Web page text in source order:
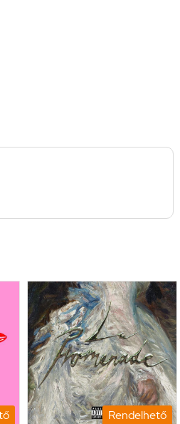
Rendelhető